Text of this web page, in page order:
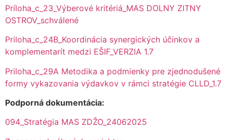
Príloha_c_23_Výberové kritériá_MAS DOLNY ZITNY
OSTROV_schválené
Priloha_c_24B_Koordinácia synergických účinkov a
komplementarít medzi EŠIF_VERZIA 1.7
Priloha_c_29A Metodika a podmienky pre zjednodušené
formy vykazovania výdavkov v rámci stratégie CLLD_1.7
Podporná dokumentácia:
094_Stratégia MAS ZDŽO_24062025